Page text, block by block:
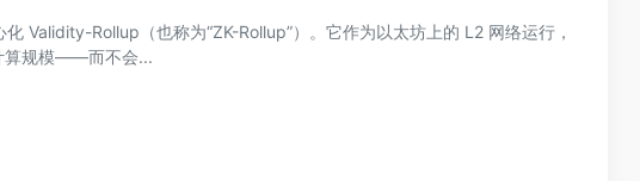
Validity-Rollup（也称为“ZK-Rollup”）。它作为以太坊上的 L2 网络运行，
算规模——而不会...